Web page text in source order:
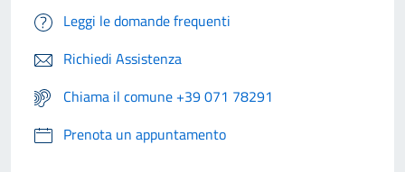
Leggi le domande frequenti
Richiedi Assistenza
Chiama il comune +39 071 78291
Prenota un appuntamento